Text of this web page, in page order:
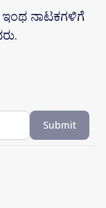
ನಾಟಕಗಳಿಗೆ
Submit